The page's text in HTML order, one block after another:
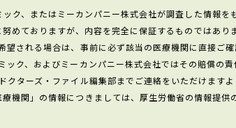
ク、またはミーカンパニー株式会社が調査した情報を
めておりますが、内容を完全に保証するものではあり
望される場合は、事前に必ず該当の医療機関に直接ご確
ク、およびミーカンパニー株式会社ではその賠償の責
ターズ・ファイル編集部までご連絡をいただけますよ
機関」の情報につきましては、厚生労働省の情報提供